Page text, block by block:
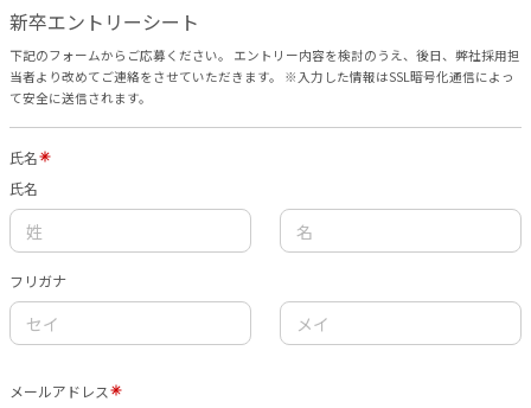
新卒エントリーシート
下記のフォームからご応募ください。 エントリー内容を検討のうえ、後日、弊社採用担
当者より改めてご連絡をさせていただきます。 ※入力した情報はSSL暗号化通信によっ
て安全に送信されます。
氏名
氏名
フリガナ
メールアドレス